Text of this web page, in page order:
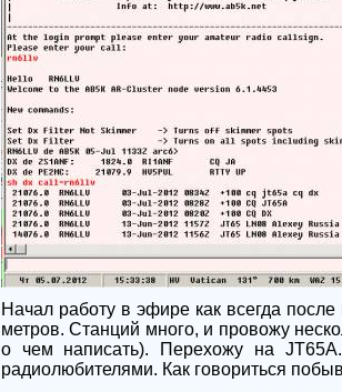
Начал работу в эфире как всегда
метров. Станций много, и провожу
о чем написать). Перехожу на JT65A
радиолюбителями. Как говориться